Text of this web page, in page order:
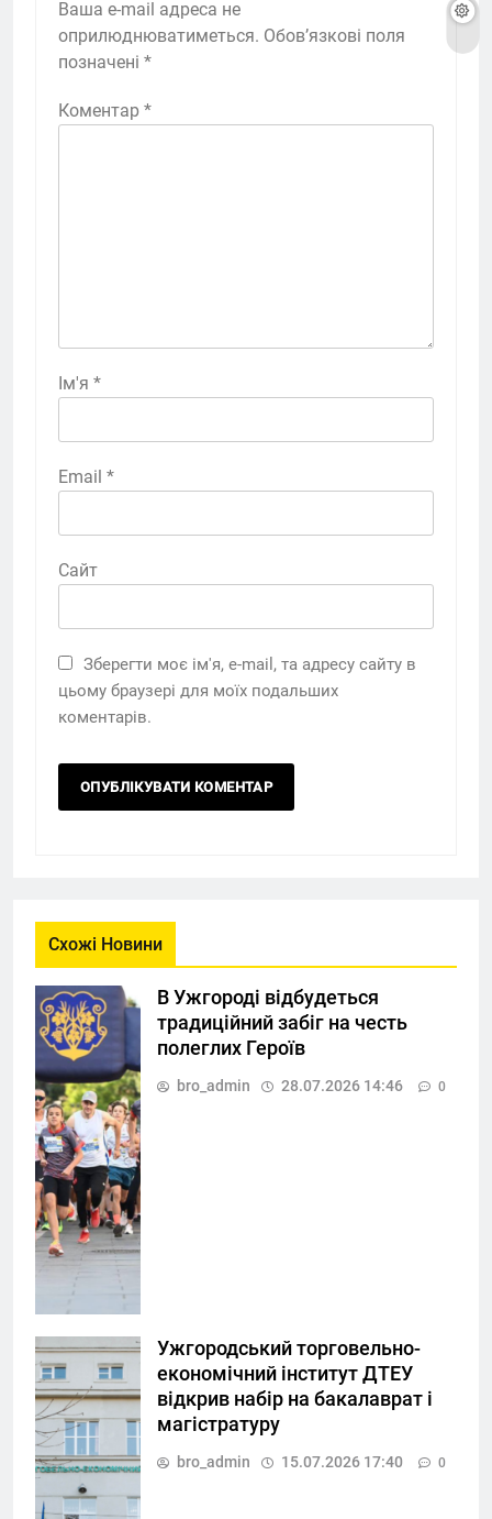
Ваша e-mail адреса не
оприлюднюватиметься. Обов’язкові поля
позначені *
Коментар *
Ім'я *
Email *
Сайт
Зберегти моє ім'я, e-mail, та адресу сайту в
цьому браузері для моїх подальших
коментарів.
Схожі Новини
В Ужгороді відбудеться
традиційний забіг на честь
полеглих Героїв
bro_admin 28.07.2026 14:46 0
Ужгородський торговельно-
економічний інститут ДТЕУ
відкрив набір на бакалаврат і
магістратуру
bro_admin 15.07.2026 17:40 0